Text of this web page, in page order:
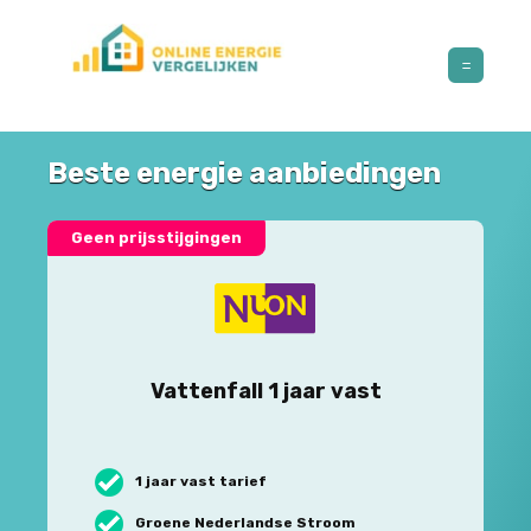
Beste energie aanbiedingen
Geen prijsstijgingen
Vattenfall 1 jaar vast
1 jaar vast tarief
Groene Nederlandse Stroom